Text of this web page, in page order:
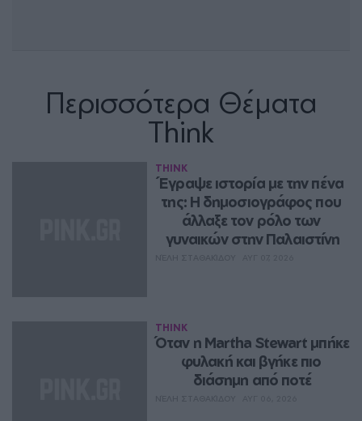
Περισσότερα Θέματα
Think
THINK
Έγραψε ιστορία με την πένα
της: Η δημοσιογράφος που
άλλαξε τον ρόλο των
γυναικών στην Παλαιστίνη
THINK
Όταν η Martha Stewart μπήκε
φυλακή και βγήκε πιο
διάσημη από ποτέ